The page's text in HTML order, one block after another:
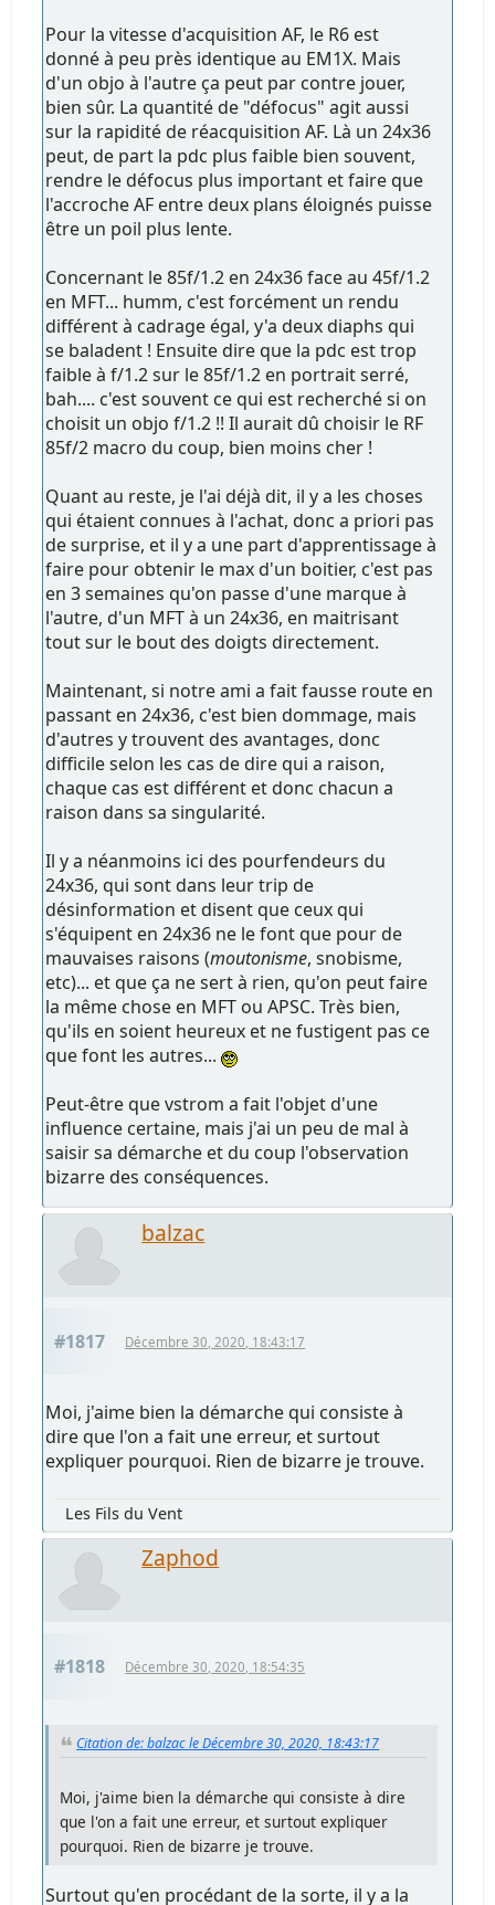
Pour la vitesse d'acquisition AF, le R6 est
donné à peu près identique au EM1X. Mais
d'un objo à l'autre ça peut par contre jouer,
bien sûr. La quantité de "défocus" agit aussi
sur la rapidité de réacquisition AF. Là un 24x36
peut, de part la pdc plus faible bien souvent,
rendre le défocus plus important et faire que
l'accroche AF entre deux plans éloignés puisse
être un poil plus lente.
Concernant le 85f/1.2 en 24x36 face au 45f/1.2
en MFT... humm, c'est forcément un rendu
différent à cadrage égal, y'a deux diaphs qui
se baladent ! Ensuite dire que la pdc est trop
faible à f/1.2 sur le 85f/1.2 en portrait serré,
bah.... c'est souvent ce qui est recherché si on
choisit un objo f/1.2 !! Il aurait dû choisir le RF
85f/2 macro du coup, bien moins cher !
Quant au reste, je l'ai déjà dit, il y a les choses
qui étaient connues à l'achat, donc a priori pas
de surprise, et il y a une part d'apprentissage à
faire pour obtenir le max d'un boitier, c'est pas
en 3 semaines qu'on passe d'une marque à
l'autre, d'un MFT à un 24x36, en maitrisant
tout sur le bout des doigts directement.
Maintenant, si notre ami a fait fausse route en
passant en 24x36, c'est bien dommage, mais
d'autres y trouvent des avantages, donc
difficile selon les cas de dire qui a raison,
chaque cas est différent et donc chacun a
raison dans sa singularité.
Il y a néanmoins ici des pourfendeurs du
24x36, qui sont dans leur trip de
désinformation et disent que ceux qui
s'équipent en 24x36 ne le font que pour de
mauvaises raisons (moutonisme, snobisme,
etc)... et que ça ne sert à rien, qu'on peut faire
la même chose en MFT ou APSC. Très bien,
qu'ils en soient heureux et ne fustigent pas ce
que font les autres...
Peut-être que vstrom a fait l'objet d'une
influence certaine, mais j'ai un peu de mal à
saisir sa démarche et du coup l'observation
bizarre des conséquences.
balzac
#1817 Décembre 30, 2020, 18:43:17
Moi, j'aime bien la démarche qui consiste à
dire que l'on a fait une erreur, et surtout
expliquer pourquoi. Rien de bizarre je trouve.
Les Fils du Vent
Zaphod
#1818 Décembre 30, 2020, 18:54:35
Citation de: balzac le Décembre 30, 2020, 18:43:17
Moi, j'aime bien la démarche qui consiste à dire
que l'on a fait une erreur, et surtout expliquer
pourquoi. Rien de bizarre je trouve.
Surtout qu'en procédant de la sorte, il y a la